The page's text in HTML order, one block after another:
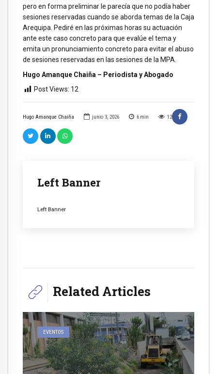
Hugo Amanque Chaiña junio 3, 2026 6 min 12
Left Banner
Left Banner
pero en forma preliminar le parecía que no podía haber
sesiones reservadas cuando se aborda temas de la Caja
Arequipa. Pediré en las próximas horas su actuación
ante este caso concreto para que evalúe el tema y
emita un pronunciamiento concreto para evitar el abuso
de sesiones reservadas en las sesiones de la MPA.
Hugo Amanque Chaiña – Periodista y Abogado
Post Views: 12
Related Articles
EVENTOS